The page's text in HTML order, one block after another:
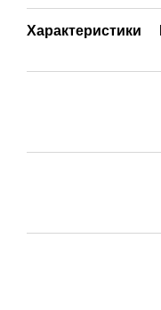
Характеристики